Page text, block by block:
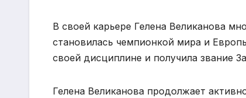
В своей карьере Гелена Великанова
становилась чемпионкой мира и
своей дисциплине и получила звание
Гелена Великанова продолжает